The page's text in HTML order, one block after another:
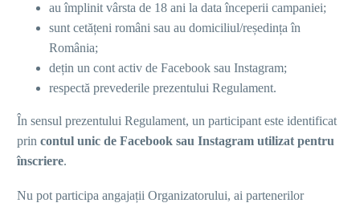
au împlinit vârsta de 18 ani la data începerii campaniei;
sunt cetățeni români sau au domiciliul/reședința în
România;
dețin un cont activ de Facebook sau Instagram;
respectă prevederile prezentului Regulament.
În sensul prezentului Regulament, un participant este identificat
prin contul unic de Facebook sau Instagram utilizat pentru
înscriere.
Nu pot participa angajații Organizatorului, ai partenerilor